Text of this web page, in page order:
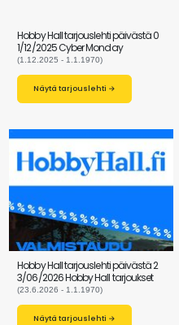
Hobby Hall tarjouslehti päivästä 0
1/12/2025 Cyber Monday
(1.12.2025 - 1.1.1970)
Näytä tarjouslehti →
Hobby Hall tarjouslehti päivästä 2
3/06/2026 Hobby Hall tarjoukset
(23.6.2026 - 1.1.1970)
Näytä tarjouslehti →